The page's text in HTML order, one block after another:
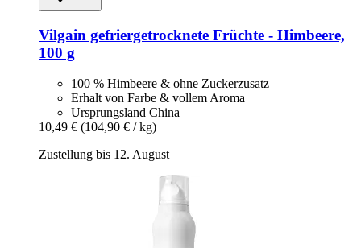
Vilgain gefriergetrocknete Früchte -​ Himbeere,
100 g
100 % Himbeere & ohne Zuckerzusatz
Erhalt von Farbe & vollem Aroma
Ursprungsland China
10,49 € (104,90 € / kg)
Zustellung bis 12. August